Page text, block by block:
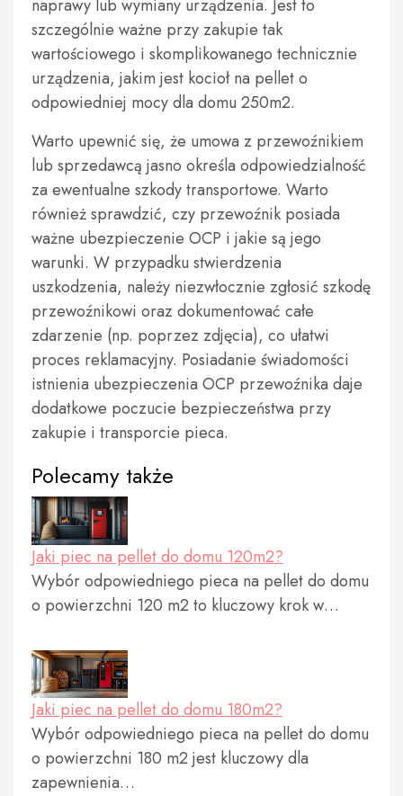
naprawy lub wymiany urządzenia. Jest to
szczególnie ważne przy zakupie tak
wartościowego i skomplikowanego technicznie
urządzenia, jakim jest kocioł na pellet o
odpowiedniej mocy dla domu 250m2.
Warto upewnić się, że umowa z przewoźnikiem
lub sprzedawcą jasno określa odpowiedzialność
za ewentualne szkody transportowe. Warto
również sprawdzić, czy przewoźnik posiada
ważne ubezpieczenie OCP i jakie są jego
warunki. W przypadku stwierdzenia
uszkodzenia, należy niezwłocznie zgłosić szkodę
przewoźnikowi oraz dokumentować całe
zdarzenie (np. poprzez zdjęcia), co ułatwi
proces reklamacyjny. Posiadanie świadomości
istnienia ubezpieczenia OCP przewoźnika daje
dodatkowe poczucie bezpieczeństwa przy
zakupie i transporcie pieca.
Polecamy także
Jaki piec na pellet do domu 120m2?
Wybór odpowiedniego pieca na pellet do domu
o powierzchni 120 m2 to kluczowy krok w…
Jaki piec na pellet do domu 180m2?
Wybór odpowiedniego pieca na pellet do domu
o powierzchni 180 m2 jest kluczowy dla
zapewnienia…